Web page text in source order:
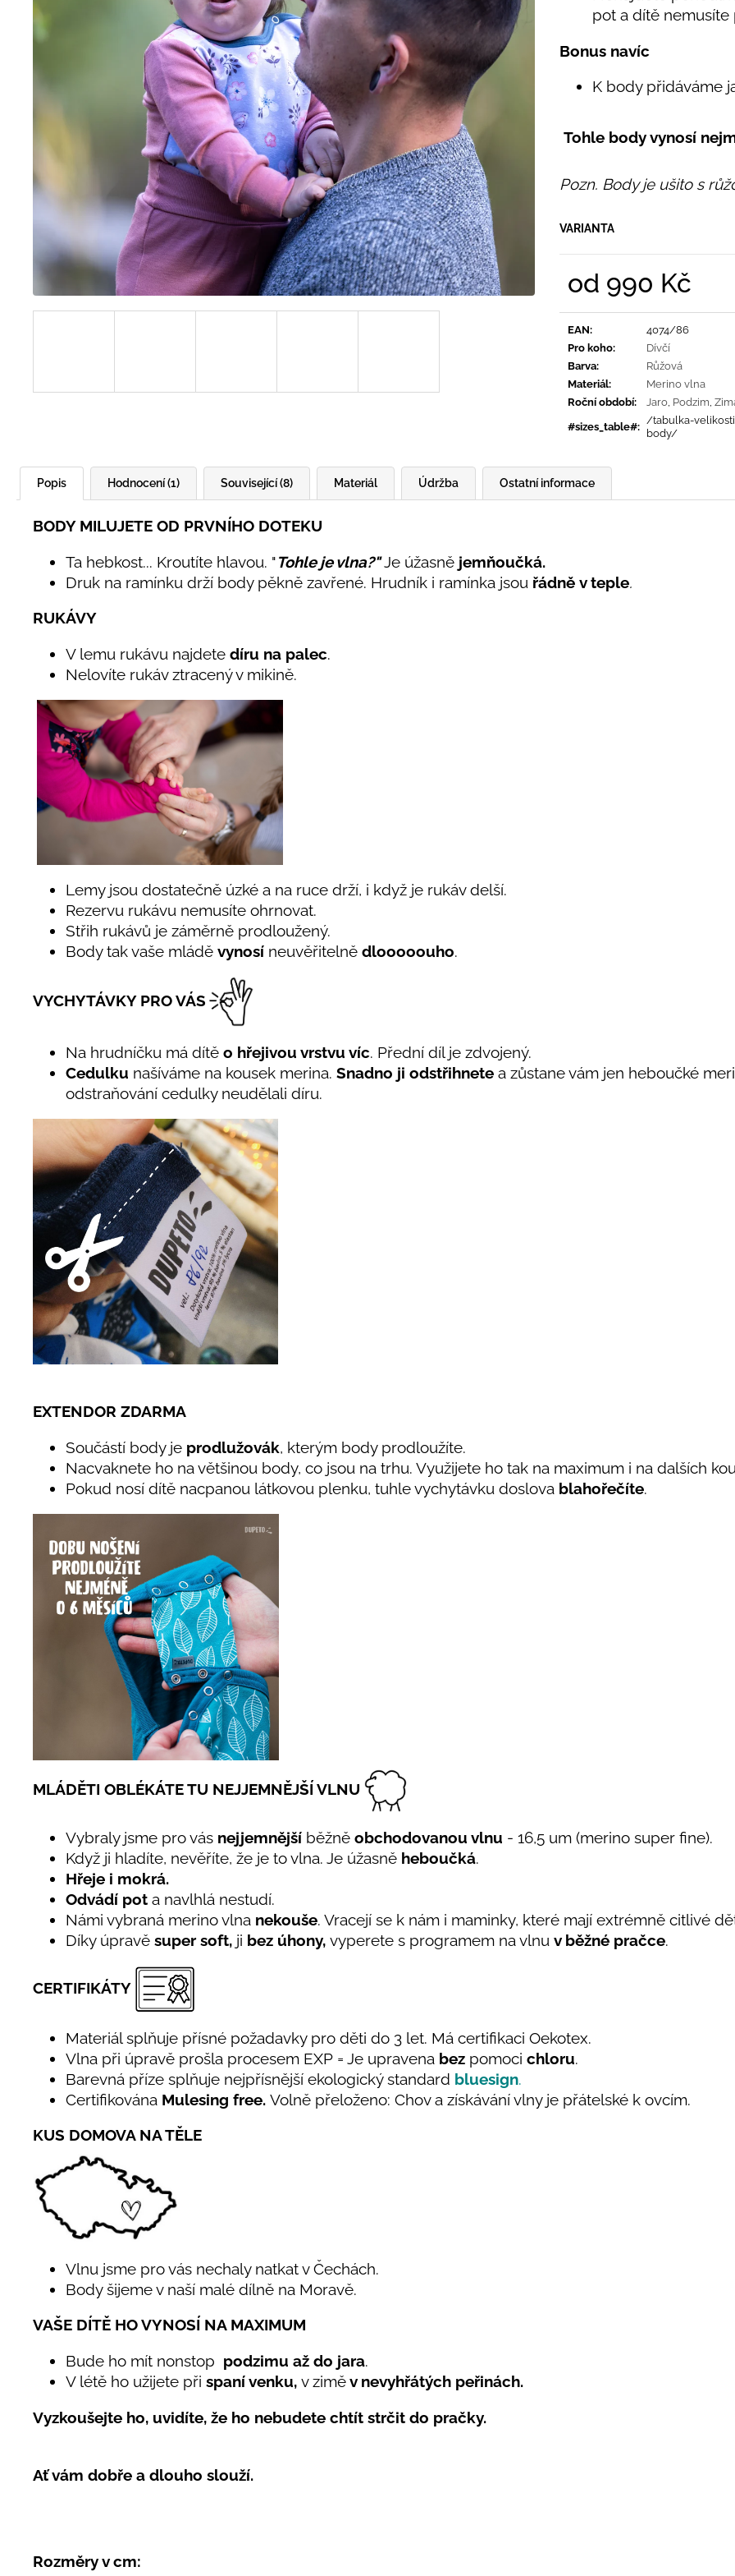
pot a dítě nemusíte
Bonus navíc
K body přidáváme
Tohle body vynosí
Pozn. Body je ušito s
VARIANTA
od 990 Kč
EAN:
4074/86
Pro koho:
Dívčí
Barva:
Růžová
Materiál:
Merino vlna
Roční období: Jaro Podzim
#sizes_table#:
/tabulka-
body/
Popis Hodnocení (1) Související (8) Ostatní informace
Materiál Údržba
BODY MILUJETE OD PRVNÍHO DOTEKU
Ta hebkost... Kroutíte hlavou. "Tohle je vlna?" Je úžasně jemňoučká.
Druk na ramínku drží body pěkně zavřené. Hrudník i ramínka jsou řádně v teple.
RUKÁVY
V lemu rukávu najdete díru na palec.
Nelovíte rukáv ztracený v mikině.
Lemy jsou dostatečně úzké a na ruce drží, i když je rukáv delší.
Rezervu rukávu nemusíte ohrnovat.
Střih rukávů je záměrně prodloužený.
Body tak vaše mládě vynosí neuvěřitelně dlooooouho.
VYCHYTÁVKY PRO VÁS
Na hrudníčku má dítě o hřejivou vrstvu víc. Přední díl je zdvojený.
Cedulku našíváme na kousek merina. Snadno ji odstřihnete a zůstane vám jen heboučké
odstraňování cedulky neudělali díru.
EXTENDOR ZDARMA
Součástí body je prodlužovák, kterým body prodloužíte.
Nacvaknete ho na většinou body, co jsou na trhu. Využijete ho tak na maximum i na dalších
Pokud nosí dítě nacpanou látkovou plenku, tuhle vychytávku doslova blahořečíte.
MLÁDĚTI OBLÉKÁTE TU NEJJEMNĚJŠÍ VLNU
Vybraly jsme pro vás nejjemnější běžně obchodovanou vlnu - 16,5 um (merino super fine).
Když ji hladíte, nevěříte, že je to vlna. Je úžasně heboučká.
Hřeje i mokrá.
Odvádí pot a navlhlá nestudí.
Námi vybraná merino vlna nekouše. Vracejí se k nám i maminky, které mají extrémně citlivé
Díky úpravě super soft, ji bez úhony, vyperete s programem na vlnu v běžné pračce.
CERTIFIKÁTY
Materiál splňuje přísné požadavky pro děti do 3 let. Má certifikaci Oekotex.
Vlna při úpravě prošla procesem EXP = Je upravena bez pomoci chloru.
Barevná příze splňuje nejpřísnější ekologický standard bluesign.
Certifikována Mulesing free. Volně přeloženo: Chov a získávání vlny je přátelské k ovcím.
KUS DOMOVA NA TĚLE
Vlnu jsme pro vás nechaly natkat v Čechách.
Body šijeme v naší malé dílně na Moravě.
VAŠE DÍTĚ HO VYNOSÍ NA MAXIMUM
Bude ho mít nonstop podzimu až do jara.
V létě ho užijete při spaní venku, v ziměv nevyhřátých peřinách.
Vyzkoušejte ho, uvidíte, že ho nebudete chtít strčit do pračky.
Ať vám dobře a dlouho slouží.
Rozměry v cm:
435 Kč